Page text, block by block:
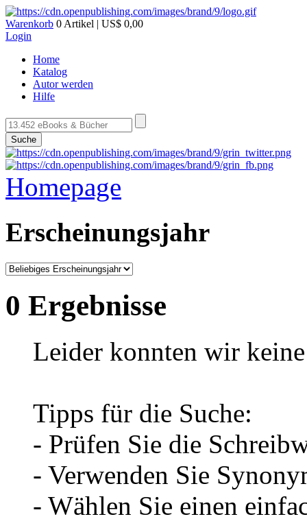
Warenkorb 0 Artikel | US$ 0,00
Login
Home
Katalog
Autor werden
Hilfe
Suche
Homepage
Erscheinungsjahr
0 Ergebnisse
Leider konnten wir
Tipps für die Suche:
- Prüfen Sie die
- Verwenden Sie
- Wählen Sie einen